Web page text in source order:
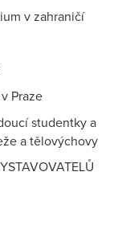
v zahraničí
Praze
studentky a
a tělovýchovy